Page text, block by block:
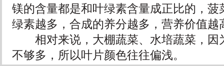
镁的含量都是和叶绿素含量成正比的，菠
绿素越多，合成的养分越多，营养价值越
相对来说，大棚蔬菜、水培蔬菜，因
不够多，所以叶片颜色往往偏浅。